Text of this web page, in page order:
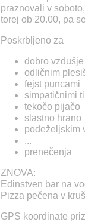
praznovali v
torej ob 20.00, pa
Poskrbljeno za
dobro
odličnim
fejst puncami
simpatičnimi
tekočo pijačo
slastno hrano
podeželjskim
...
prenečenja
ZNOVA:
Edinstven bar na
Pizza pečena v
GPS koordinate